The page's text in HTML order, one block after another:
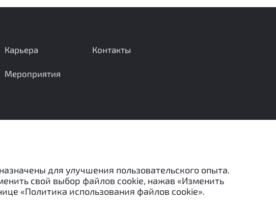
Карьера
Мероприятия
Контакты
для улучшения пользовательского опыта.
свой выбор файлов cookie, нажав «Изменить
«Политика использования файлов cookie».